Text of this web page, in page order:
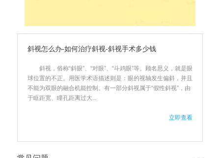
斜视怎么办-如何治疗斜视-斜视手术多少钱
斜视，俗称“斜眼”、“对眼”、“斗鸡眼”等。顾名思义，就是眼
球位置的不正。用医学术语描述则是：眼的视轴发生偏斜，并且
不能为双眼的融合机能控制。有一部分斜视属于“假性斜视”，由
于眶距宽、瞳孔距离过大...
立即查看